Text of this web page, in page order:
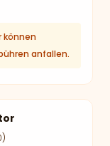
können
anfallen.